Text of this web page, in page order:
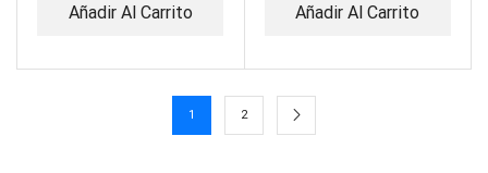
Añadir Al Carrito Añadir Al Carrito
1 2